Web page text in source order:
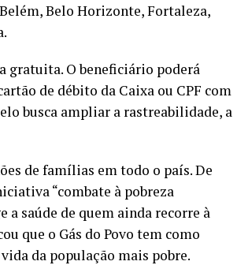
Belo Horizonte, Fortaleza,
gratuita. O beneficiário poderá
de débito da Caixa ou CPF com
busca ampliar a rastreabilidade, a
de famílias em todo o país. De
“combate à pobreza
saúde de quem ainda recorre à
que o Gás do Povo tem como
da população mais pobre.